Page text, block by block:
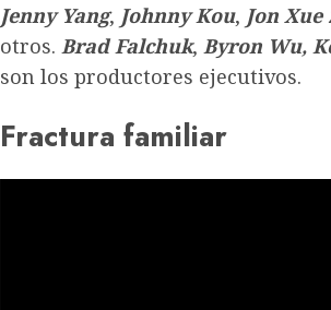
Jenny Yang, Johnny Kou, Jon Xue
otros. Brad Falchuk, Byron Wu,
son los productores ejecutivos.
Fractura familiar